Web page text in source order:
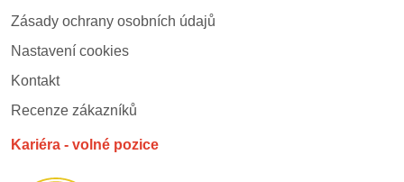
Zásady ochrany osobních údajů
Nastavení cookies
Kontakt
Recenze zákazníků
Kariéra - volné pozice